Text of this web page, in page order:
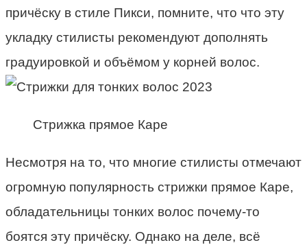
причёску в стиле Пикси, помните, что что эту
укладку стилисты рекомендуют дополнять
градуировкой и объёмом у корней волос.
Стрижка прямое Каре
Несмотря на то, что многие стилисты отмечают
огромную популярность стрижки прямое Каре,
обладательницы тонких волос почему-то
боятся эту причёску. Однако на деле, всё